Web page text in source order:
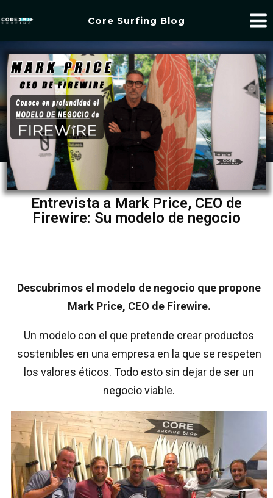
Core Surfing Blog
Entrevista a Mark Price, CEO de
Firewire: Su modelo de negocio
Descubrimos el modelo de negocio que propone
Mark Price, CEO de Firewire.
Un modelo con el que pretende crear productos
sostenibles en una empresa en la que se respeten
los valores éticos. Todo esto sin dejar de ser un
negocio viable.